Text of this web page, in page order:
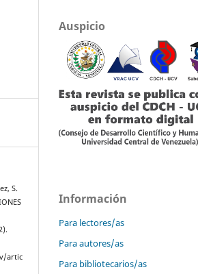
S.
artic
Auspicio
Información
Para lectores/as
Para autores/as
Para bibliotecarios/as